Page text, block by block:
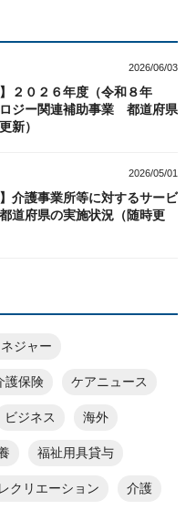
2026/06/03
２０２６年度（令和８年
ジー関連補助事業 都道府県
新）
2026/05/01
介護事業所等に対するサービ
道府県の実施状況（随時更
ジャー
護保険 ケアニュース
ビジネス 海外
福祉用具貸与
レクリエーション 介護